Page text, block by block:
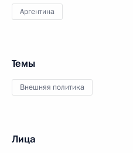
Аргентина
Темы
Внешняя политика
Лица